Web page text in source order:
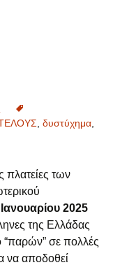
δυστύχημα
πλατείες των
2025
της Ελλάδας
“παρών” σε πολλές
να αποδοθεί